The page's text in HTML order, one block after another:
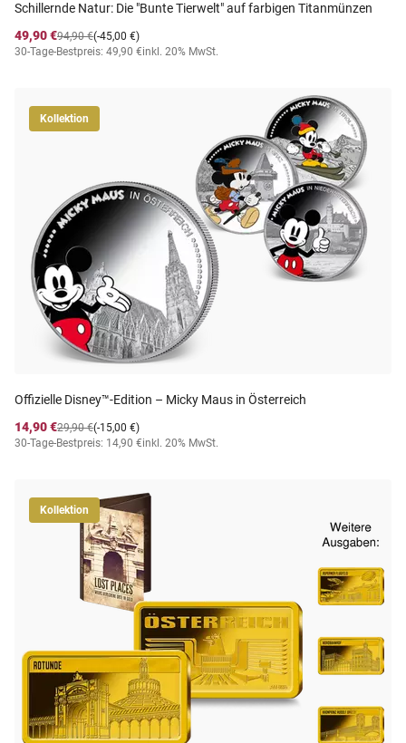
Schillernde Natur: Die "Bunte Tierwelt" auf farbigen Titanmünzen
49,90 €
(-45,00 €)
94,90 €
30-Tage-Bestpreis: 49,90 €inkl. 20% MwSt.
Kollektion
Offizielle Disney™-Edition – Micky Maus in Österreich
14,90 €
(-15,00 €)
29,90 €
30-Tage-Bestpreis: 14,90 €inkl. 20% MwSt.
Kollektion